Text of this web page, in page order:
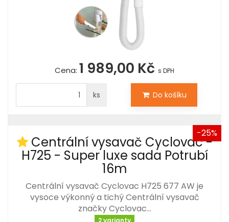
Cena: 1 989,00 Kč s DPH
ks Do košíku
-25%
Centrální vysavač Cyclovac -
H725 - Super luxe sada Potrubí
16m
Centrální vysavač Cyclovac H725 677 AW je
vysoce výkonný a tichý Centrální vysavač
značky Cyclovac…